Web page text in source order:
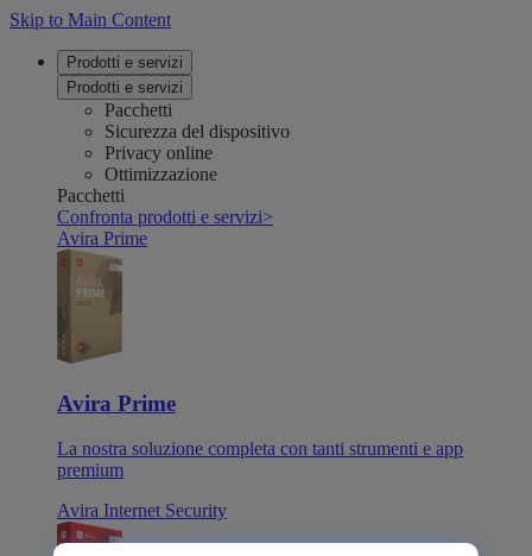
Skip to Main Content
Prodotti e servizi
Prodotti e servizi
Pacchetti
Sicurezza del dispositivo
Privacy online
Ottimizzazione
Pacchetti
Confronta prodotti e servizi>
Avira Prime
Avira Prime
La nostra soluzione completa con tanti strumenti e app
premium
Avira Internet Security